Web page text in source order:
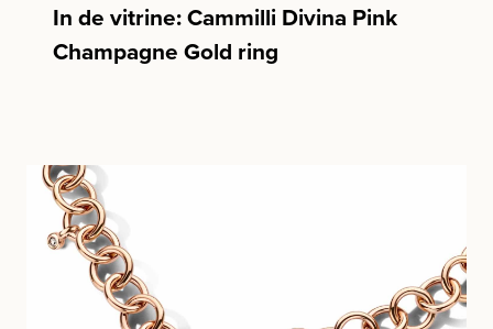
In de vitrine: Cammilli Divina Pink
Champagne Gold ring